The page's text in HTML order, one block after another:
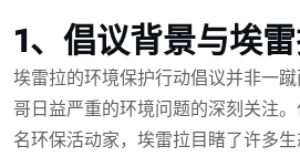
1、倡议背景与埃
埃雷拉的环境保护行动倡议并非一
哥日益严重的环境问题的深刻关注
名环保活动家，埃雷拉目睹了许多生